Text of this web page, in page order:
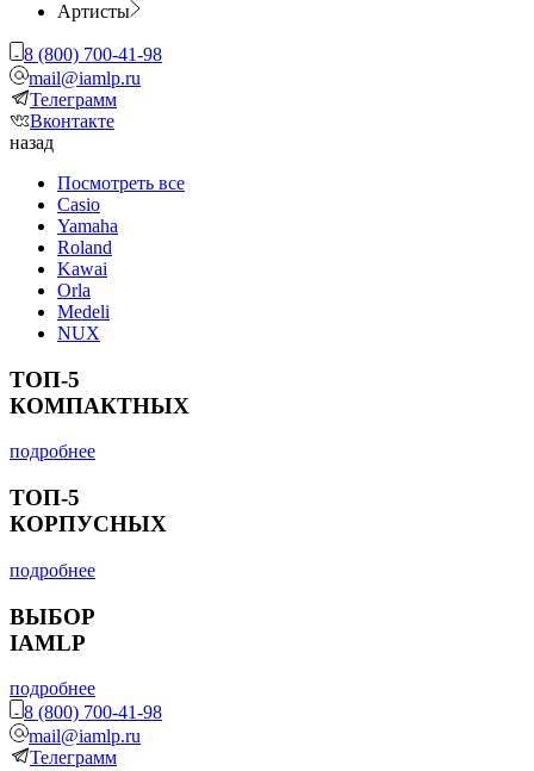
Артисты
8 (800) 700-41-98
mail@iamlp.ru
Телеграмм
Вконтакте
назад
Посмотреть все
Casio
Yamaha
Roland
Kawai
Orla
Medeli
NUX
ТОП-5
КОМПАКТНЫХ
подробнее
ТОП-5
КОРПУСНЫХ
подробнее
ВЫБОР
IAMLP
подробнее
8 (800) 700-41-98
mail@iamlp.ru
Телеграмм